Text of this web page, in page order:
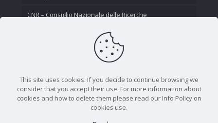
CNR – Consiglio Nazionale delle Ricerche
This site uses cookies. If you decide to continue browsing we
consider that you accept their use. For more information about
cookies and how to delete them please read our Info Policy on
cookies use.